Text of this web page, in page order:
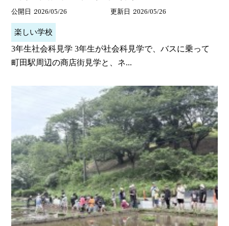
公開日 2026/05/26 更新日 2026/05/26
楽しい学校
3年生社会科見学 3年生が社会科見学で、バスに乗って
町田駅周辺の商店街見学と、ネ...